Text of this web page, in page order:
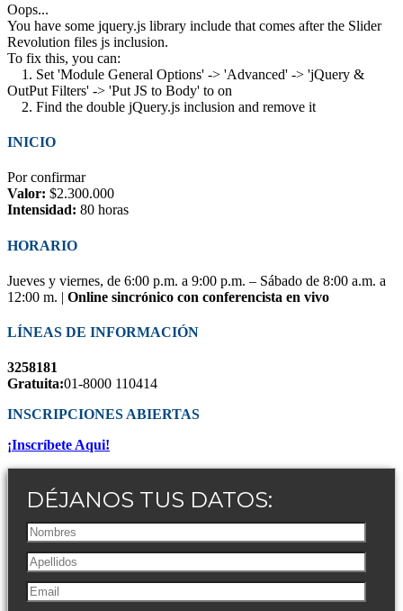
Oops...
You have some jquery.js library include that comes after the Slider
Revolution files js inclusion.
To fix this, you can:
1. Set 'Module General Options' -> 'Advanced' -> 'jQuery &
OutPut Filters' -> 'Put JS to Body' to on
2. Find the double jQuery.js inclusion and remove it
INICIO
Por confirmar
Valor: $2.300.000
Intensidad: 80 horas
HORARIO
Jueves y viernes, de 6:00 p.m. a 9:00 p.m. – Sábado de 8:00 a.m. a
12:00 m. | Online sincrónico con conferencista en vivo
LÍNEAS DE INFORMACIÓN
3258181
Gratuita:01-8000 110414
INSCRIPCIONES ABIERTAS
¡Inscríbete Aqui!
DÉJANOS TUS DATOS: